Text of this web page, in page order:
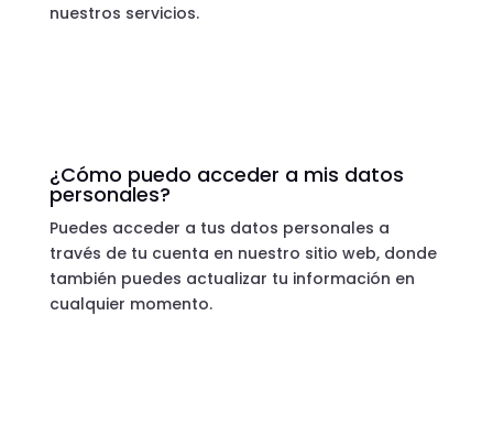
nuestros servicios.
¿Cómo puedo acceder a mis datos
personales?
Puedes acceder a tus datos personales a
través de tu cuenta en nuestro sitio web, donde
también puedes actualizar tu información en
cualquier momento.